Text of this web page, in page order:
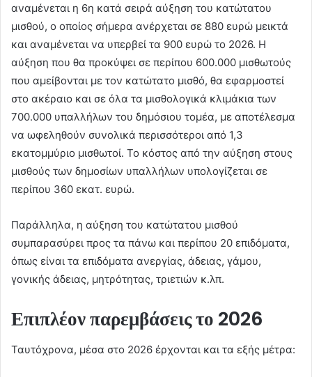
αναμένεται η 6η κατά σειρά αύξηση του κατώτατου
μισθού, ο οποίος σήμερα ανέρχεται σε 880 ευρώ μεικτά
και αναμένεται να υπερβεί τα 900 ευρώ το 2026. Η
αύξηση που θα προκύψει σε περίπου 600.000 μισθωτούς
που αμείβονται με τον κατώτατο μισθό, θα εφαρμοστεί
στο ακέραιο και σε όλα τα μισθολογικά κλιμάκια των
700.000 υπαλλήλων του δημόσιου τομέα, με αποτέλεσμα
να ωφεληθούν συνολικά περισσότεροι από 1,3
εκατομμύριο μισθωτοί. Το κόστος από την αύξηση στους
μισθούς των δημοσίων υπαλλήλων υπολογίζεται σε
περίπου 360 εκατ. ευρώ.
Παράλληλα, η αύξηση του κατώτατου μισθού
συμπαρασύρει προς τα πάνω και περίπου 20 επιδόματα,
όπως είναι τα επιδόματα ανεργίας, άδειας, γάμου,
γονικής άδειας, μητρότητας, τριετιών κ.λπ.
Επιπλέον παρεμβάσεις το 2026
Ταυτόχρονα, μέσα στο 2026 έρχονται και τα εξής μέτρα: